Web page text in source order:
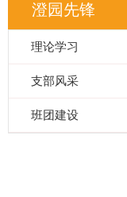
澄园先锋
理论学习
支部风采
班团建设